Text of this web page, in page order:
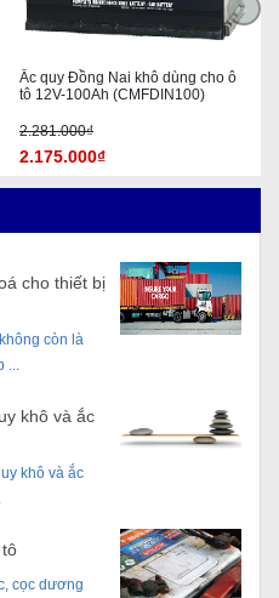
Ắc quy Đồng Nai khô dùng cho ô
tô 12V-100Ah (CMFDIN100)
2.281.000₫
2.175.000₫
›
cho thiết bị
còn là
...
khô và ắc
khô và ắc
cọc dương